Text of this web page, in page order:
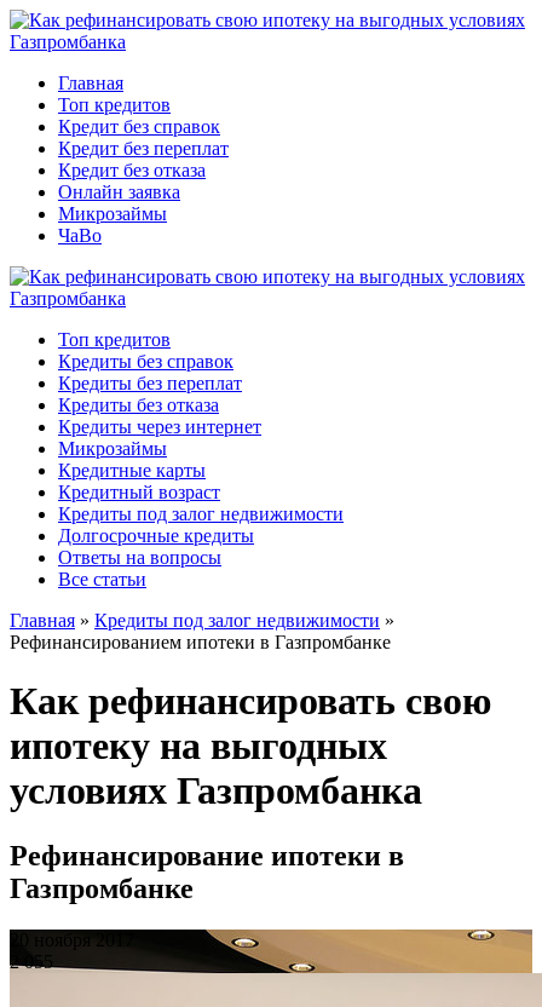
Главная
Топ кредитов
Кредит без справок
Кредит без переплат
Кредит без отказа
Онлайн заявка
Микрозаймы
ЧаВо
Топ кредитов
Кредиты без справок
Кредиты без переплат
Кредиты без отказа
Кредиты через интернет
Микрозаймы
Кредитные карты
Кредитный возраст
Кредиты под залог недвижимости
Долгосрочные кредиты
Ответы на вопросы
Все статьи
Главная » Кредиты под залог недвижимости »
Рефинансированием ипотеки в Газпромбанке
Как рефинансировать свою
ипотеку на выгодных
условиях Газпромбанка
Рефинансирование ипотеки в
Газпромбанке
2 055